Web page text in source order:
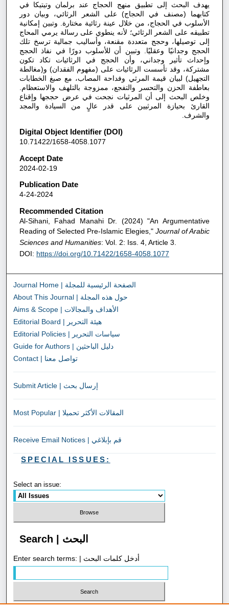
يهدف البحث إلى تطبيق منهج الحجاج عند برلمان وتيتيكا في
كتابهما (مصنف في الحجاج) على الشعر الرثائي، وبيان دور
الأسلوب في الحجاج، من خلال عينة رثائية مختارة. وتبين إمكانية
تطبيقه على الشعر الرثائي؛ لأنه ينطوي على رسالة يرمي المحاج
إلى توصيلها، وحجج متعددة مقنعة، وأساليب جمالية ترسخ تلك
الحجج وجدانيًا وعقليًا. وتبين أن للأسلوب دورًا في نفاذ الحجج
وإحداث تأثير وجداني، وأن الحجج في الرثائيات تكاد تكون
مشتركة، وقد تأسست الرثائيات على (مفهوم الفقدان) و(مغالطة
التجهيل) لبيان قيمة المرثي وفداحة المصاب، مع صبغ الخطابات
بعاطفة الحزن والتحسر والتفجع، ممزوجة بالتلهف والاستعظام.
وخلص البحث إلى أن المرثيات نجحت في عرض حججها وإقناع
القارئ بحيازة المرثيين على قدر عالٍ من السيادة والمجد
والشرف.
Digital Object Identifier (DOI)
10.71422/1658-4058.1077
Accept Date
2024-02-19
Publication Date
4-24-2024
Recommended Citation
Al-Sihani, Fahad Manahi Dr. (2024) "An Argumentative
Reading of Selected Pre-Islamic Elegies," Journal of Arabic
Sciences and Humanities: Vol. 2: Iss. 4, Article 3.
DOI: https://doi.org/10.71422/1658-4058.1077
Journal Home | الصفحة الرئيسية للمجلة
About This Journal | حول هذه المجلة
Aims & Scope | الأهداف والمجالات
Editorial Board | هيئة التحرير
Editorial Policies | سياسات التحرير
Guide for Authors | دليل الباحثين
Contact | تواصل معنا
Submit Article | إرسال بحث
Most Popular | المقالات الأكثر تحميلا
Receive Email Notices | قم بإبلاغي
SPECIAL ISSUES:
Select an issue:
Search | البحث
Enter search terms: | أدخل كلمات البحث